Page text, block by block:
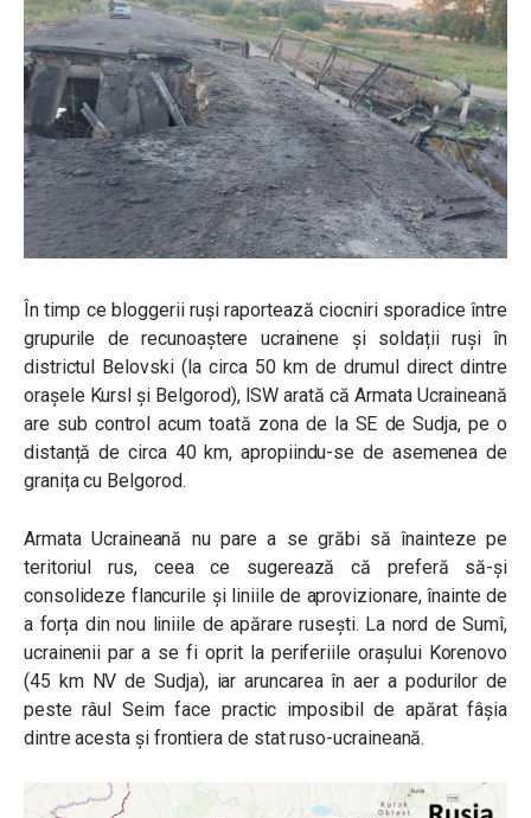
În timp ce bloggerii ruși raportează ciocniri sporadice între
grupurile de recunoaștere ucrainene și soldații ruși în
districtul Belovski (la circa 50 km de drumul direct dintre
orașele Kursl și Belgorod), ISW arată că Armata Ucraineană
are sub control acum toată zona de la SE de Sudja, pe o
distanță de circa 40 km, apropiindu-se de asemenea de
granița cu Belgorod.
Armata Ucraineană nu pare a se grăbi să înainteze pe
teritoriul rus, ceea ce sugerează că preferă să-și
consolideze flancurile și liniile de aprovizionare, înainte de
a forța din nou liniile de apărare rusești. La nord de Sumî,
ucrainenii par a se fi oprit la periferiile orașului Korenovo
(45 km NV de Sudja), iar aruncarea în aer a podurilor de
peste râul Seim face practic imposibil de apărat fâșia
dintre acesta și frontiera de stat ruso-ucraineană.